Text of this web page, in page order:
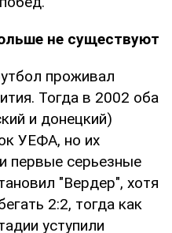
не существуют
проживал
Тогда в 2002 оба
и донецкий)
УЕФА, но их
первые серьезные
"Вердер", хотя
2:2, тогда как
уступили